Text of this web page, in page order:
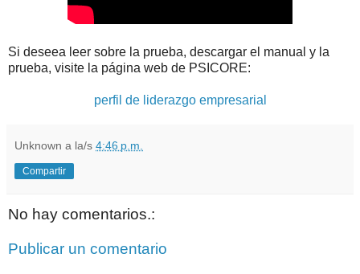
Si deseea leer sobre la prueba, descargar el manual y la
prueba, visite la página web de PSICORE:
perfil de liderazgo empresarial
Unknown a la/s 4:46 p.m.
Compartir
No hay comentarios.:
Publicar un comentario